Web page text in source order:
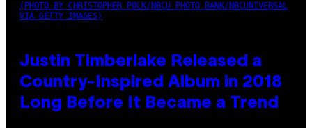
(PHOTO BY CHRISTOPHER POLK/NBCU PHOTO BANK/NBCUNIVERSAL
VIA GETTY IMAGES)
Justin Timberlake Released a
Country-Inspired Album in 2018
Long Before It Became a Trend